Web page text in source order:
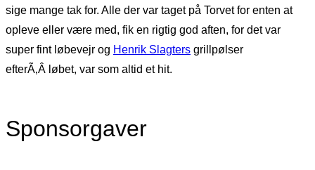
sige mange tak for. Alle der var taget på Torvet for enten at
opleve eller være med, fik en rigtig god aften, for det var
super fint løbevejr og Henrik Slagters grillpølser
efterÃ‚Â løbet, var som altid et hit.
Sponsorgaver